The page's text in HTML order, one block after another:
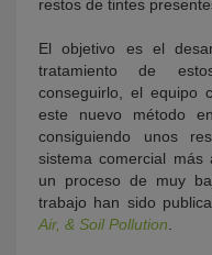
restos de tintes
El objetivo es el
tratamiento de
conseguirlo, el equipo
este nuevo método
consiguiendo unos
sistema comercial
un proceso de muy
trabajo han sido
Air, & Soil Pollution.